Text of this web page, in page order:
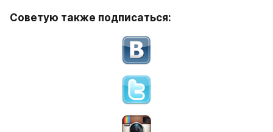
Советую также подписаться: